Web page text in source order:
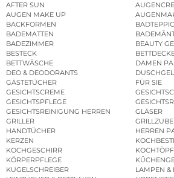
AFTER SUN
AUGEN MAKE UP
BACKFORMEN
BADEMATTEN
BADEZIMMER
BEAUTY
BESTECK
BETTWÄSCHE
DAMEN
DEO & DEODORANTS
GÄSTETÜCHER
FÜR SIE
GESICHTSCREME
GESICHTSPFLEGE
GESICHTSREINIGUNG HERREN
GLÄSER
GRILLER
HANDTÜCHER
HERREN
KERZEN
KOCHGESCHIRR
KÖRPERPFLEGE
KUGELSCHREIBER
LAMPEN &